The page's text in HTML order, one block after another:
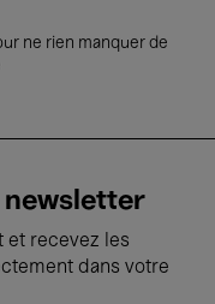
ne rien manquer de
newsletter
et recevez les
dans votre